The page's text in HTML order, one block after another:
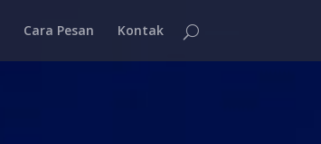
Cara Pesan Kontak